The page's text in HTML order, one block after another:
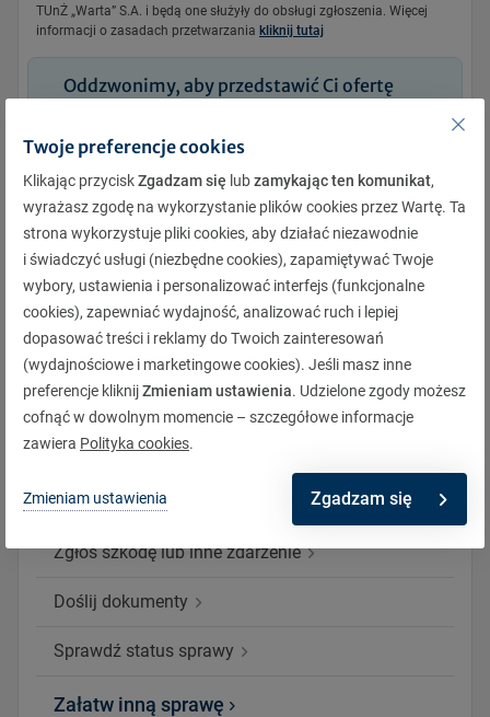
Załatw sprawę zdalnie
Wezwij pomoc (Assistance)
Zgłoś szkodę lub inne zdarzenie
Doślij dokumenty
Sprawdź status sprawy
Załatw inną sprawę
TUnŻ „Warta” S.A. i będą one służyły do obsługi zgłoszenia. Więcej
informacji o zasadach przetwarzania kliknij tutaj
Oddzwonimy, aby przedstawić Ci ofertę
Zamów rozmowę
Znajdź Agenta
Używamy reCAPTCHA, by chronić Twoje dane
Prywatność| Warunki
Twoje preferencje cookies
Klikając przyciskZgadzam się lubzamykając ten komunikat,
wyrażasz zgodę na wykorzystanie plików cookies przez Wartę. Ta
strona wykorzystuje pliki cookies, aby działać niezawodnie
i świadczyć usługi (niezbędne cookies), zapamiętywać Twoje
wybory, ustawienia i personalizować interfejs (funkcjonalne
cookies), zapewniać wydajność, analizować ruch i lepiej
dopasować treści i reklamy do Twoich zainteresowań
(wydajnościowe i marketingowe cookies). Jeśli masz inne
preferencje kliknijZmieniam ustawienia. Udzielone zgody możesz
cofnąć w dowolnym momencie – szczegółowe informacje
zawiera Polityka cookies.
Zmieniam ustawienia Zgadzam się